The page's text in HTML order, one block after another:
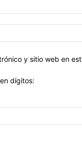
y sitio web en
dígitos: